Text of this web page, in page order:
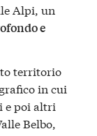
Alpi, un
e
territorio
in cui
e poi altri
Belbo,